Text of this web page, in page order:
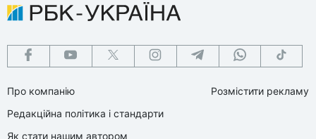
Про компанію
Редакційна політика і стандарти
Як стати нашим автором
Розмістити рекламу